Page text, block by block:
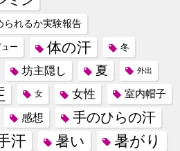
られるか実験報告
ー 体の汗 冬
坊主隠し 夏 外出
女 女性 室内帽子
感想
手のひらの汗
汗 暑い 暑がり